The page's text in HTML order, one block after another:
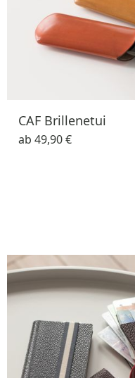
CAF Brillenetui
ab 49,90 €